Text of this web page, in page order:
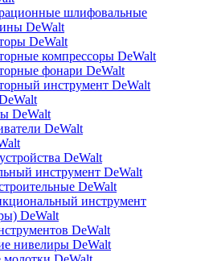
шлифовальные
DeWalt
DeWalt
компрессоры DeWalt
фонари DeWalt
инструмент DeWalt
DeWalt
DeWalt
DeWalt
инструмент DeWalt
DeWalt
инструмент
DeWalt
DeWalt
нивелиры DeWalt